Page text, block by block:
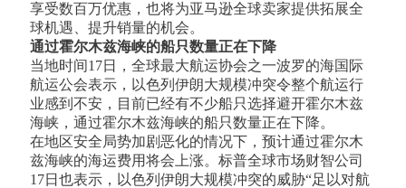
享受数百万优惠，也将为亚马逊全球卖家提供拓展全
球机遇、提升销量的机会。
通过霍尔木兹海峡的船只数量正在下降
当地时间17日，全球最大航运协会之一波罗的海国际
航运公会表示，以色列伊朗大规模冲突令整个航运行
业感到不安，目前已经有不少船只选择避开霍尔木兹
海峡，通过霍尔木兹海峡的船只数量正在下降。
在地区安全局势加剧恶化的情况下，预计通过霍尔木
兹海峡的海运费用将会上涨。标普全球市场财智公司
17日也表示，以色列伊朗大规模冲突的威胁“足以对航